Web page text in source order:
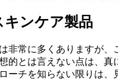
キンケア製品
非常に多くありますが
的とは言えない点は、
ーチを知らない限りは、